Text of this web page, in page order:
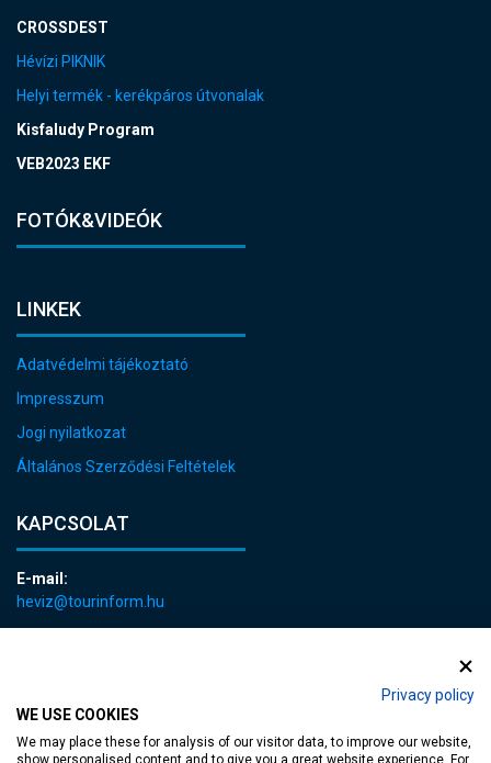
Privacy policy
WE USE COOKIES
We may place these for analysis of our visitor data, to improve our website,
show personalised content and to give you a great website experience. For
CROSSDEST
Hévízi PIKNIK
Helyi termék - kerékpáros útvonalak
Kisfaludy Program
VEB2023 EKF
FOTÓK&VIDEÓK
LINKEK
Adatvédelmi tájékoztató
Impresszum
Jogi nyilatkozat
Általános Szerződési Feltételek
KAPCSOLAT
E-mail:
heviz@tourinform.hu